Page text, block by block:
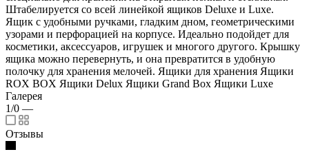
Штабелируется со всей линейкой ящиков Deluxe и Luxe.
Ящик с удобными ручками, гладким дном, геометрическими
узорами и перфорацией на корпусе. Идеально подойдет для
косметики, аксессуаров, игрушек и многого другого. Крышку
ящика можно перевернуть, и она превратится в удобную
полочку для хранения мелочей. Ящики для хранения Ящики
ROX BOX Ящики Delux Ящики Grand Box Ящики Luxe
Галерея
1/0 —
Отзывы